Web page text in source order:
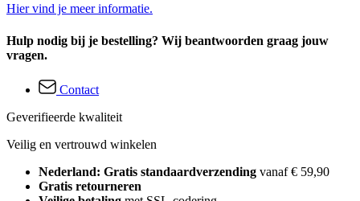
Hier vind je meer informatie.
Hulp nodig bij je bestelling? Wij beantwoorden graag jouw
vragen.
Contact
Geverifieerde kwaliteit
Veilig en vertrouwd winkelen
Nederland: Gratis standaardverzending vanaf € 59,90
Gratis retourneren